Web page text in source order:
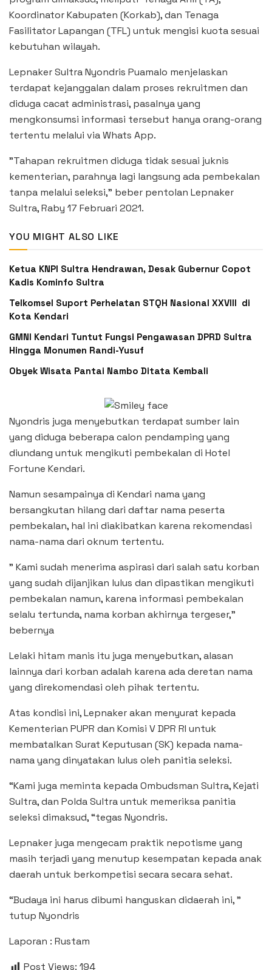
Koordinator Kabupaten (Korkab), dan Tenaga
Fasilitator Lapangan (TFL) untuk mengisi kuota sesuai
kebutuhan wilayah.
Lepnaker Sultra Nyondris Puamalo menjelaskan
terdapat kejanggalan dalam proses rekruitmen dan
diduga cacat administrasi, pasalnya yang
mengkonsumsi informasi tersebut hanya orang-orang
tertentu melalui via Whats App.
”Tahapan rekruitmen diduga tidak sesuai juknis
kementerian, parahnya lagi langsung ada pembekalan
tanpa melalui seleksi,” beber pentolan Lepnaker
Sultra, Raby 17 Februari 2021.
YOU MIGHT ALSO LIKE
Ketua KNPI Sultra Hendrawan, Desak Gubernur Copot
Kadis Kominfo Sultra
Telkomsel Suport Perhelatan STQH Nasional XXVIII di
Kota Kendari
GMNI Kendari Tuntut Fungsi Pengawasan DPRD Sultra
Hingga Monumen Randi-Yusuf ‎
Obyek Wisata Pantai Nambo Ditata Kembali
Nyondris juga menyebutkan terdapat sumber lain
yang diduga beberapa calon pendamping yang
diundang untuk mengikuti pembekalan di Hotel
Fortune Kendari.
Namun sesampainya di Kendari nama yang
bersangkutan hilang dari daftar nama peserta
pembekalan, hal ini diakibatkan karena rekomendasi
nama-nama dari oknum tertentu.
” Kami sudah menerima aspirasi dari salah satu korban
yang sudah dijanjikan lulus dan dipastikan mengikuti
pembekalan namun, karena informasi pembekalan
selalu tertunda, nama korban akhirnya tergeser,”
bebernya
Lelaki hitam manis itu juga menyebutkan, alasan
lainnya dari korban adalah karena ada deretan nama
yang direkomendasi oleh pihak tertentu.
Atas kondisi ini, Lepnaker akan menyurat kepada
Kementerian PUPR dan Komisi V DPR RI untuk
membatalkan Surat Keputusan (SK) kepada nama-
nama yang dinyatakan lulus oleh panitia seleksi.
“Kami juga meminta kepada Ombudsman Sultra, Kejati
Sultra, dan Polda Sultra untuk memeriksa panitia
seleksi dimaksud, “tegas Nyondris.
Lepnaker juga mengecam praktik nepotisme yang
masih terjadi yang menutup kesempatan kepada anak
daerah untuk berkompetisi secara secara sehat.
“Budaya ini harus dibumi hanguskan didaerah ini, ”
tutup Nyondris
Laporan : Rustam
Post Views: 194